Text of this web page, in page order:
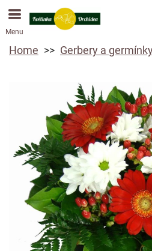
Menu
Home Gerbery a